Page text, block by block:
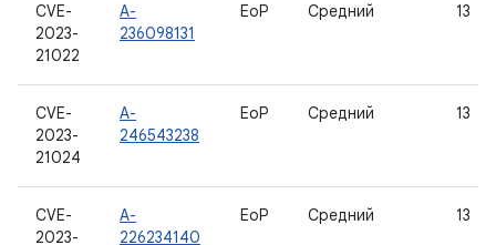
CVE-
2023-
21022
A-
236098131
EoP Средний 13
CVE-
2023-
21024
A-
246543238
EoP Средний 13
CVE-
2023-
A-
226234140
EoP Средний 13